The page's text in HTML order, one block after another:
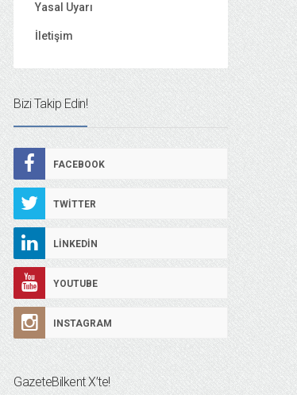
Yasal Uyarı
İletişim
Bizi Takip Edin!
FACEBOOK
TWITTER
LINKEDIN
YOUTUBE
INSTAGRAM
GazeteBilkent X’te!